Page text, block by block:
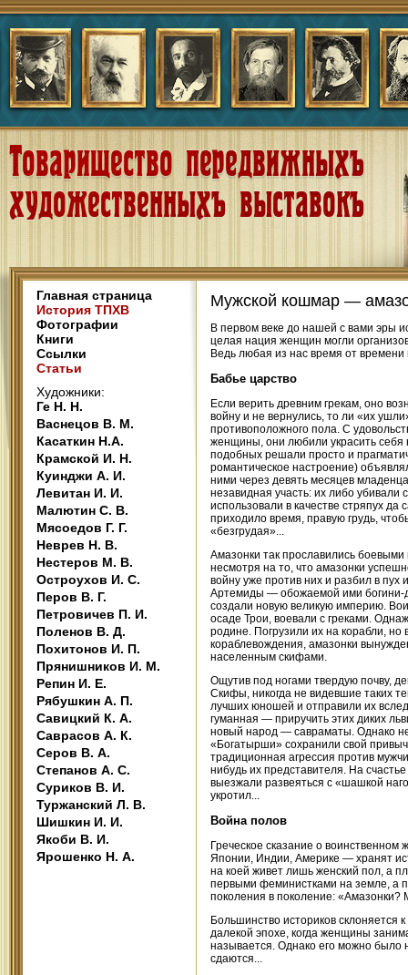
Главная страница
История ТПХВ
Фотографии
Книги
Ссылки
Статьи
Художники:
Ге Н. Н.
Васнецов В. М.
Касаткин Н.А.
Крамской И. Н.
Куинджи А. И.
Левитан И. И.
Малютин С. В.
Мясоедов Г. Г.
Неврев Н. В.
Нестеров М. В.
Остроухов И. С.
Перов В. Г.
Петровичев П. И.
Поленов В. Д.
Похитонов И. П.
Прянишников И. М.
Репин И. Е.
Рябушкин А. П.
Савицкий К. А.
Саврасов А. К.
Серов В. А.
Степанов А. С.
Суриков В. И.
Туржанский Л. В.
Шишкин И. И.
Якоби В. И.
Ярошенко Н. А.
Мужской кошмар —
В первом веке до нашей с вами эры
целая нация женщин могли
Ведь любая из нас время от времени
Бабье царство
Если верить древним грекам, оно
войну и не вернулись, то ли «их
противоположного пола. С
женщины, они любили украсить себя
подобных решали просто и
романтическое настроение)
ними через девять месяцев
незавидная участь: их либо убивали
использовали в качестве стряпух
приходило время, правую грудь,
«безгрудая»...
Амазонки так прославились
несмотря на то, что амазонки
войну уже против них и разбил в
Артемиды — обожаемой ими богини-
создали новую великую империю.
осаде Трои, воевали с греками.
родине. Погрузили их на корабли,
кораблевождения, амазонки
населенным скифами.
Ощутив под ногами твердую почву,
Скифы, никогда не видевшие таких
лучших юношей и отправили их
гуманная — приручить этих диких
новый народ — савраматы. Однако не
«Богатырши» сохранили свой
традиционная агрессия против
нибудь их представителя. На
выезжали развеяться с «шашкой
укротил...
Война полов
Греческое сказание о
Японии, Индии, Америке — хранят
на коей живет лишь женский пол, а
первыми феминистками на земле, а
поколения в поколение: «Амазонки?
Большинство историков склоняется
далекой эпохе, когда женщины
называется. Однако его можно было
сдаются...